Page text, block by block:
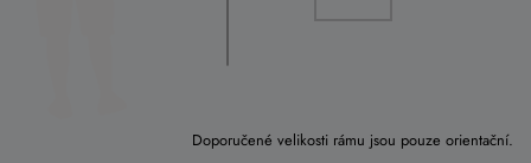
Doporučené velikosti rámu jsou pouze orientační.